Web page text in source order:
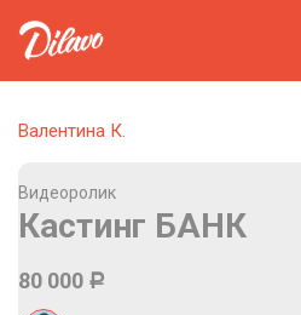
Валентина К.
Видеоролик
Кастинг БАНК
80 000 Р